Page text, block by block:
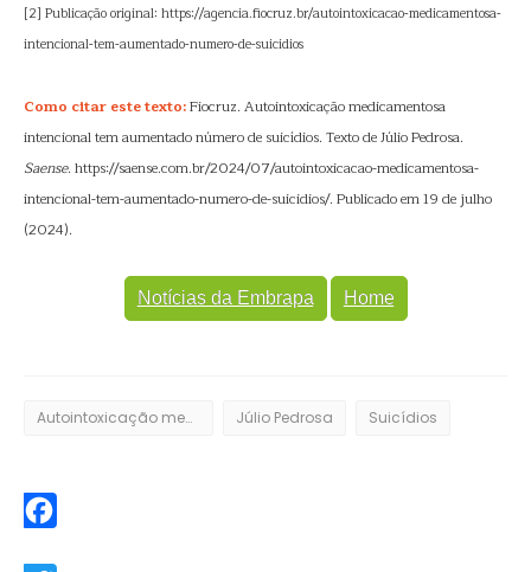
[2] Publicação original: https://agencia.fiocruz.br/autointoxicacao-medicamentosa-
intencional-tem-aumentado-numero-de-suicidios
Como citar este texto:Fiocruz. Autointoxicação medicamentosa
intencional tem aumentado número de suicídios. Texto de Júlio Pedrosa.
Saense. https://saense.com.br/2024/07/autointoxicacao-medicamentosa-
intencional-tem-aumentado-numero-de-suicidios/. Publicado em 19 de julho
(2024).
Notícias da Embrapa Home
Autointoxicação medicamentosa Júlio Pedrosa Suicídios